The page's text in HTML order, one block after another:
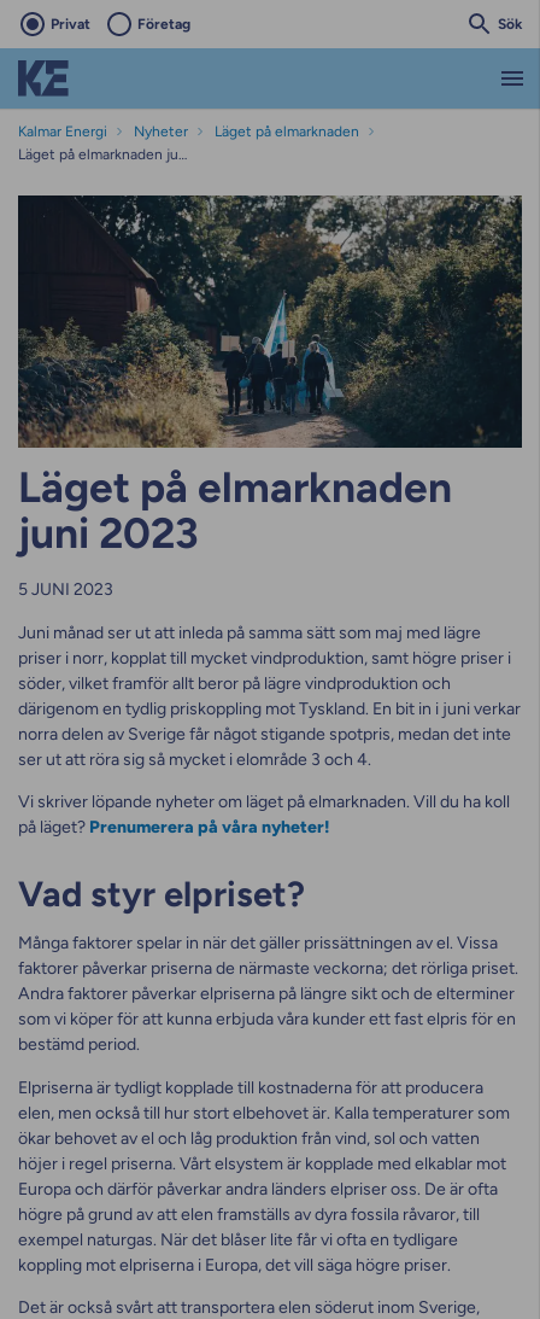
Privat Företag Sök
Kalmar Energi Nyheter
Läget på elmarknaden
Läget på elmarknaden juni 2023
Läget på elmarknaden
juni 2023
5 JUNI 2023
Juni månad ser ut att inleda på samma sätt som maj med lägre
priser i norr, kopplat till mycket vindproduktion, samt högre priser i
söder, vilket framför allt beror på lägre vindproduktion och
därigenom en tydlig priskoppling mot Tyskland. En bit in i juni verkar
norra delen av Sverige får något stigande spotpris, medan det inte
ser ut att röra sig så mycket i elområde 3 och 4.
Vi skriver löpande nyheter om läget på elmarknaden. Vill du ha koll
på läget? Prenumerera på våra nyheter!
Vad styr elpriset?
Många faktorer spelar in när det gäller prissättningen av el. Vissa
faktorer påverkar priserna de närmaste veckorna; det rörliga priset.
Andra faktorer påverkar elpriserna på längre sikt och de elterminer
som vi köper för att kunna erbjuda våra kunder ett fast elpris för en
bestämd period.
Elpriserna är tydligt kopplade till kostnaderna för att producera
elen, men också till hur stort elbehovet är. Kalla temperaturer som
ökar behovet av el och låg produktion från vind, sol och vatten
höjer i regel priserna. Vårt elsystem är kopplade med elkablar mot
Europa och därför påverkar andra länders elpriser oss. De är ofta
högre på grund av att elen framställs av dyra fossila råvaror, till
exempel naturgas. När det blåser lite får vi ofta en tydligare
koppling mot elpriserna i Europa, det vill säga högre priser.
Det är också svårt att transportera elen söderut inom Sverige,